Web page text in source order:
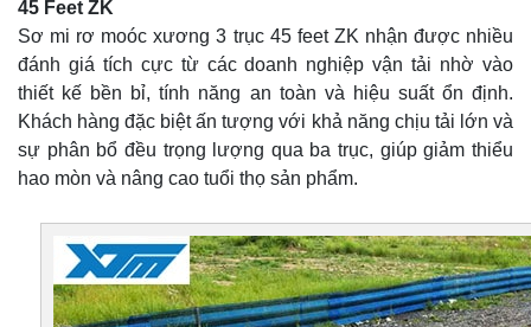
45 Feet ZK
Sơ mi rơ moóc xương 3 trục 45 feet ZK nhận được nhiều
đánh giá tích cực từ các doanh nghiệp vận tải nhờ vào
thiết kế bền bỉ, tính năng an toàn và hiệu suất ổn định.
Khách hàng đặc biệt ấn tượng với khả năng chịu tải lớn và
sự phân bổ đều trọng lượng qua ba trục, giúp giảm thiểu
hao mòn và nâng cao tuổi thọ sản phẩm.